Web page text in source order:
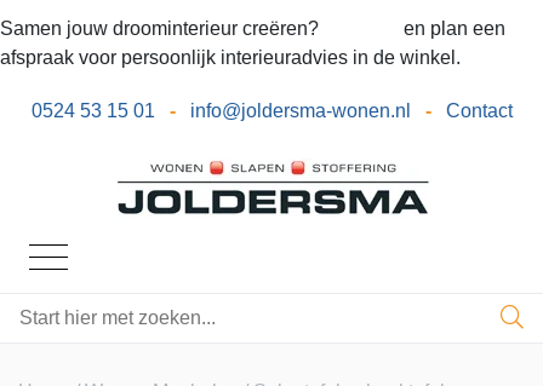
Samen jouw droominterieur creëren?
en plan een
afspraak voor persoonlijk interieuradvies in de winkel.
0524 53 15 01 - info@joldersma-wonen.nl - Contact